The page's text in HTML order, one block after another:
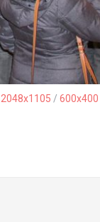
2048x1105 / 600x400